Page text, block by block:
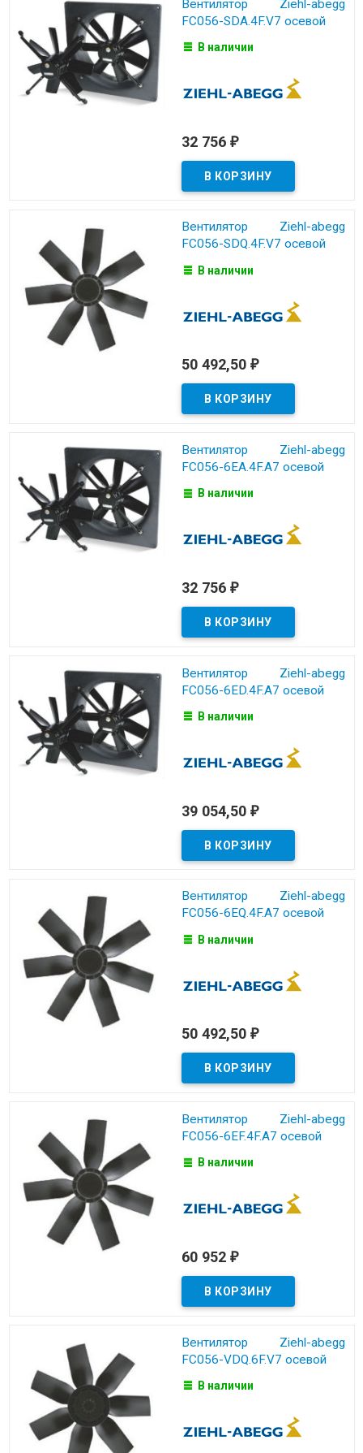
Вентилятор Ziehl-abegg
FC056-SDA.4F.V7 осевой
В наличии
32 756 ₽
Вентилятор Ziehl-abegg
FC056-SDQ.4F.V7 осевой
В наличии
50 492,50 ₽
Вентилятор Ziehl-abegg
FC056-6EA.4F.A7 осевой
В наличии
32 756 ₽
Вентилятор Ziehl-abegg
FC056-6ED.4F.A7 осевой
В наличии
39 054,50 ₽
Вентилятор Ziehl-abegg
FC056-6EQ.4F.A7 осевой
В наличии
50 492,50 ₽
Вентилятор Ziehl-abegg
FC056-6EF.4F.A7 осевой
В наличии
60 952 ₽
Вентилятор Ziehl-abegg
FC056-VDQ.6F.V7 осевой
В наличии